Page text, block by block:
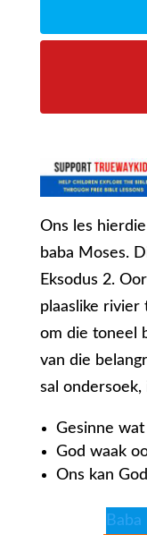
Ons les
baba Moses.
Eksodus 2.
plaaslike
om die toneel
van die
sal ondersoek,
Gesinne
God waak
Ons kan